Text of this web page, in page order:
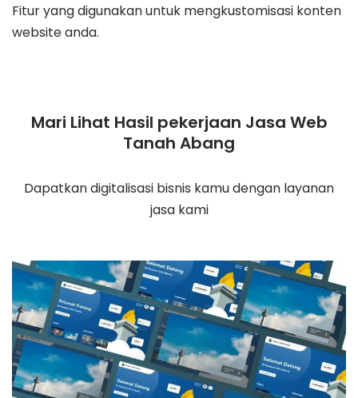
Fitur yang digunakan untuk mengkustomisasi konten
website anda.
Mari Lihat Hasil pekerjaan Jasa Web
Tanah Abang
Dapatkan digitalisasi bisnis kamu dengan layanan
jasa kami